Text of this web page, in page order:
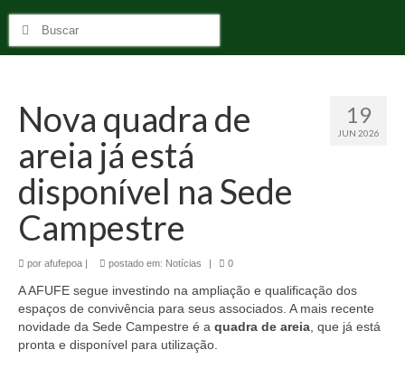
19
JUN 2026
Nova quadra de
areia já está
disponível na Sede
Campestre
por afufepoa postado em: Notícias 0
A AFUFE segue investindo na ampliação e qualificação dos
espaços de convivência para seus associados. A mais recente
novidade da Sede Campestre é a quadra de areia, que já está
pronta e disponível para utilização.